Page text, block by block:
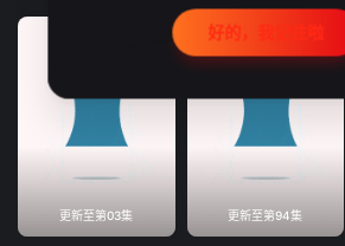
更新至第03集 更新至第94集
好的，我记住啦